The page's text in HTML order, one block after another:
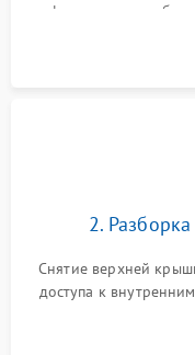
фильтра,
неисправностях (не
2.
Снятие верхней
доступа к
Обеспечение